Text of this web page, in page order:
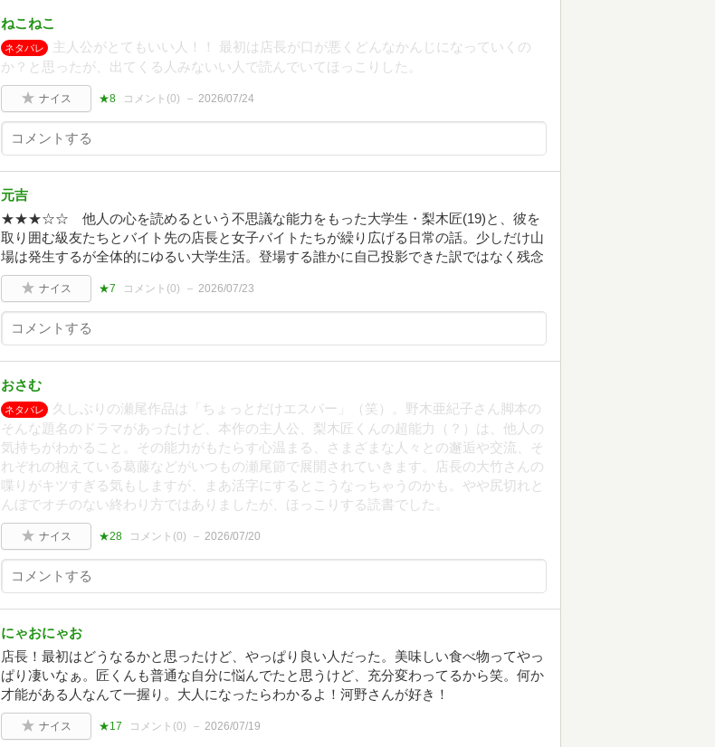
ねこねこ
ネタバレ
主人公がとてもいい人！！ 最初は店長が口が悪くどんなかんじになっていくの
か？と思ったが、出てくる人みないい人で読んでいてほっこりした。
ナイス ★8 コメント(0) 2026/07/24
元吉
★★★☆☆ 他人の心を読めるという不思議な能力をもった大学生・梨木匠(19)と、彼を
取り囲む級友たちとバイト先の店長と女子バイトたちが繰り広げる日常の話。少しだけ山
場は発生するが全体的にゆるい大学生活。登場する誰かに自己投影できた訳ではなく残念
ナイス ★7 コメント(0) 2026/07/23
おさむ
ネタバレ
久しぶりの瀬尾作品は「ちょっとだけエスパー」（笑）。野木亜紀子さん脚本の
そんな題名のドラマがあったけど、本作の主人公、梨木匠くんの超能力（？）は、他人の
気持ちがわかること。その能力がもたらす心温まる、さまざまな人々との邂逅や交流、そ
れぞれの抱えている葛藤などがいつもの瀬尾節で展開されていきます。店長の大竹さんの
喋りがキツすぎる気もしますが、まあ活字にするとこうなっちゃうのかも。やや尻切れと
んぼでオチのない終わり方ではありましたが、ほっこりする読書でした。
ナイス ★28 コメント(0) 2026/07/20
にゃおにゃお
店長！最初はどうなるかと思ったけど、やっぱり良い人だった。美味しい食べ物ってやっ
ぱり凄いなぁ。匠くんも普通な自分に悩んでたと思うけど、充分変わってるから笑。何か
才能がある人なんて一握り。大人になったらわかるよ！河野さんが好き！
ナイス ★17 コメント(0) 2026/07/19